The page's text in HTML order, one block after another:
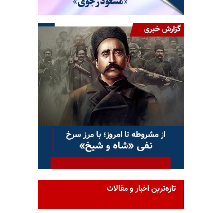
تازه‌ترین اخبار و مقالات